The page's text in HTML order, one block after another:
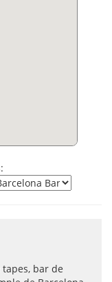
bar de